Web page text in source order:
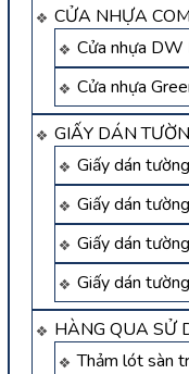
CỬA NHỰA
Cửa nhựa DW
Cửa nhựa
GIẤY DÁN
Giấy dán
Giấy dán
Giấy dán
Giấy dán
HÀNG QUA SỬ
Thảm lót sàn